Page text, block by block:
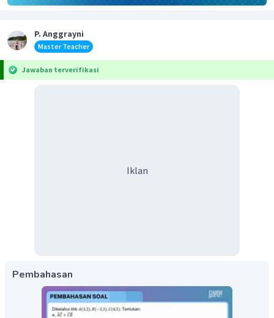
P. Anggrayni
Master Teacher
Jawaban terverifikasi
Iklan
Pembahasan